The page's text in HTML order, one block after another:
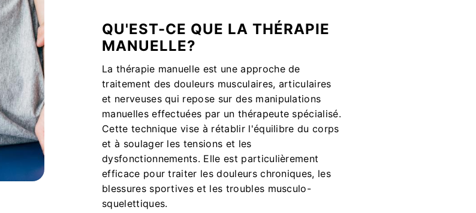
QU'EST-CE QUE LA THÉRAPIE
MANUELLE?
La thérapie manuelle est une approche de
traitement des douleurs musculaires, articulaires
et nerveuses qui repose sur des manipulations
manuelles effectuées par un thérapeute spécialisé.
Cette technique vise à rétablir l'équilibre du corps
et à soulager les tensions et les
dysfonctionnements. Elle est particulièrement
efficace pour traiter les douleurs chroniques, les
blessures sportives et les troubles musculo-
squelettiques.